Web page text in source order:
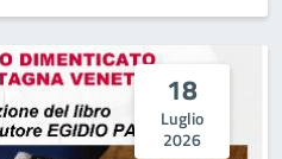
18
Luglio
2026